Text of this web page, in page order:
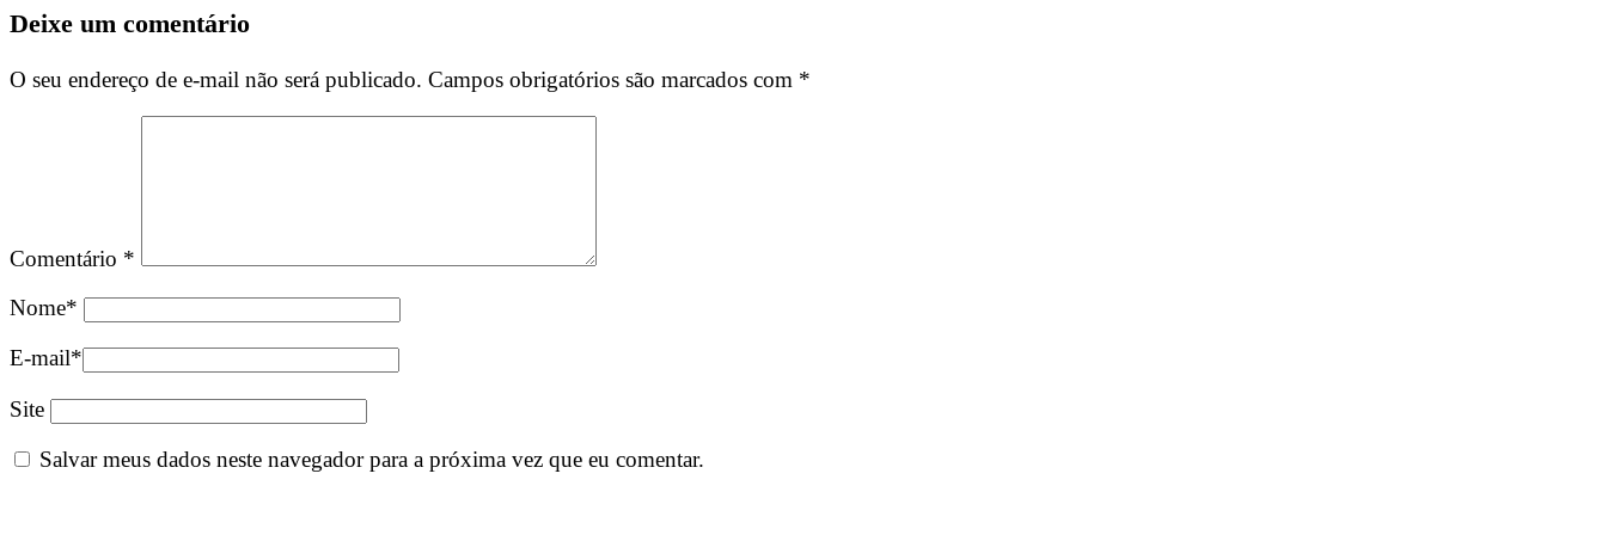
Deixe um comentário
O seu endereço de e-mail não será publicado. Campos obrigatórios são marcados com *
Comentário *
Nome*
E-mail*
Site
Salvar meus dados neste navegador para a próxima vez que eu comentar.